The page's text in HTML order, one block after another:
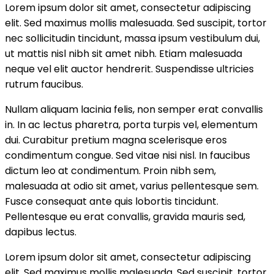
Lorem ipsum dolor sit amet, consectetur adipiscing
elit. Sed maximus mollis malesuada. Sed suscipit, tortor
nec sollicitudin tincidunt, massa ipsum vestibulum dui,
ut mattis nisl nibh sit amet nibh. Etiam malesuada
neque vel elit auctor hendrerit. Suspendisse ultricies
rutrum faucibus.
Nullam aliquam lacinia felis, non semper erat convallis
in. In ac lectus pharetra, porta turpis vel, elementum
dui. Curabitur pretium magna scelerisque eros
condimentum congue. Sed vitae nisi nisl. In faucibus
dictum leo at condimentum. Proin nibh sem,
malesuada at odio sit amet, varius pellentesque sem.
Fusce consequat ante quis lobortis tincidunt.
Pellentesque eu erat convallis, gravida mauris sed,
dapibus lectus.
Lorem ipsum dolor sit amet, consectetur adipiscing